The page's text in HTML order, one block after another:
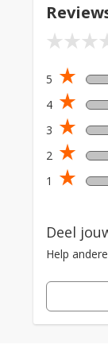
star_ratestar_ratestar_rate
5 star_rate
4 star_rate
3 star_rate
2 star_rate
1
star_rate
Deel
Help